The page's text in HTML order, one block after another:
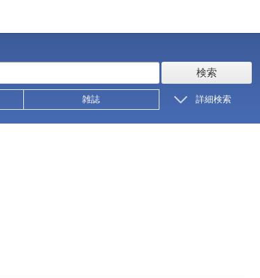
検索
雑誌 詳細検索